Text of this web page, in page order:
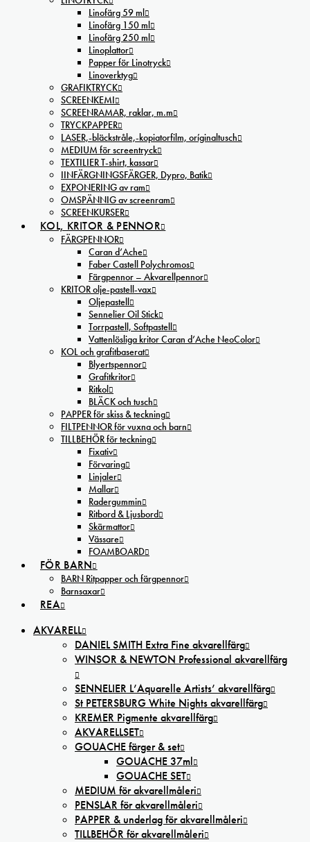
Linofärg 59 ml
Linofärg 150 ml
Linofärg 250 ml
Linoplattor
Papper för Linotryck
Linoverktyg
GRAFIKTRYCK
SCREENKEMI
SCREENRAMAR, raklar, m.m
TRYCKPAPPER
LASER,-bläckstråle,-kopiatorfilm, oríginaltusch
MEDIUM för screentryck
TEXTILIER T-shirt, kassar
IINFÄRGNINGSFÄRGER, Dypro, Batik
EXPONERING av ram
OMSPÄNNIG av screenram
SCREENKURSER
KOL, KRITOR & PENNOR
FÄRGPENNOR
Caran d’Ache
Faber Castell Polychromos
Färgpennor – Akvarellpennor
KRITOR olje-pastell-vax
Oljepastell
Sennelier Oil Stick
Torrpastell, Softpastell
Vattenlösliga kritor Caran d’Ache NeoColor
KOL och grafitbaserat
Blyertspennor
Grafitkritor
Ritkol
BLÄCK och tusch
PAPPER för skiss & teckning
FILTPENNOR för vuxna och barn
TILLBEHÖR för teckning
Fixativ
Förvaring
Linjaler
Mallar
Radergummin
Ritbord & Ljusbord
Skärmattor
Vässare
FOAMBOARD
FÖR BARN
BARN Ritpapper och färgpennor
Barnsaxar
REA
AKVARELL
DANIEL SMITH Extra Fine akvarellfärg
WINSOR & NEWTON Professional akvarellfärg
SENNELIER L’Aquarelle Artists’ akvarellfärg
St PETERSBURG White Nights akvarellfärg
KREMER Pigmente akvarellfärg
AKVARELLSET
GOUACHE färger & set
GOUACHE 37ml
GOUACHE SET
MEDIUM för akvarellmåleri
PENSLAR för akvarellmåleri
PAPPER & underlag för akvarellmåleri
TILLBEHÖR för akvarellmåleri